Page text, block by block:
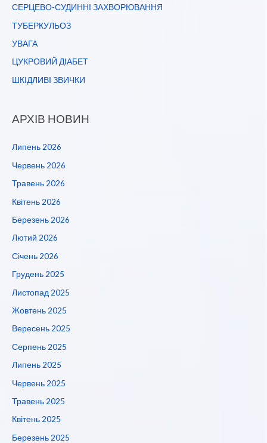
СЕРЦЕВО-СУДИННІ ЗАХВОРЮВАННЯ
ТУБЕРКУЛЬОЗ
УВАГА
ЦУКРОВИЙ ДІАБЕТ
ШКІДЛИВІ ЗВИЧКИ
АРХІВ НОВИН
Липень 2026
Червень 2026
Травень 2026
Квітень 2026
Березень 2026
Лютий 2026
Січень 2026
Грудень 2025
Листопад 2025
Жовтень 2025
Вересень 2025
Серпень 2025
Липень 2025
Червень 2025
Травень 2025
Квітень 2025
Березень 2025